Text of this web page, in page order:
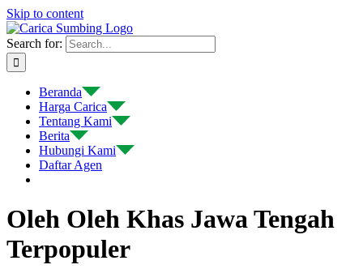
Skip to content
Search for:
Beranda
Harga Carica
Tentang Kami
Berita
Hubungi Kami
Daftar Agen
Oleh Oleh Khas Jawa Tengah
Terpopuler